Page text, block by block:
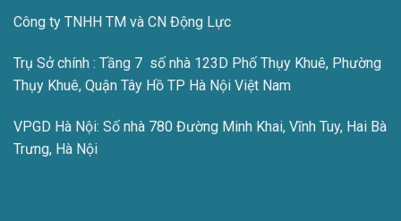
Công ty TNHH TM và CN Động Lực
Trụ Sở chính : Tầng 7 số nhà 123D Phố Thụy Khuê, Phường
Thụy Khuê, Quận Tây Hồ TP Hà Nội Việt Nam
VPGD Hà Nội: Số nhà 780 Đường Minh Khai, Vĩnh Tuy, Hai Bà
Trưng, Hà Nội